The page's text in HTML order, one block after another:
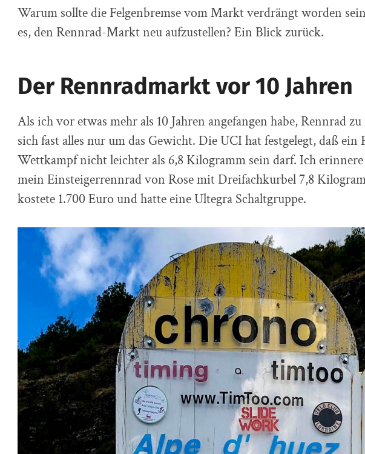
Warum sollte die Felgenbremse vom Markt verdrängt worden
es, den Rennrad-Markt neu aufzustellen? Ein Blick zurück.
Der Rennradmarkt vor 10 Jahren
Als ich vor etwas mehr als 10 Jahren angefangen habe, Rennrad
sich fast alles nur um das Gewicht. Die UCI hat festgelegt, daß ein
Wettkampf nicht leichter als 6,8 Kilogramm sein darf. Ich
mein Einsteigerrennrad von Rose mit Dreifachkurbel 7,8
kostete 1.700 Euro und hatte eine Ultegra Schaltgruppe.